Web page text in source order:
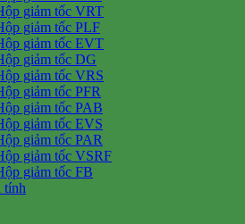
giảm tốc VRT
giảm tốc PLF
giảm tốc EVT
giảm tốc DG
giảm tốc VRS
giảm tốc PFR
giảm tốc PAB
giảm tốc EVS
giảm tốc PAR
giảm tốc VSRF
giảm tốc FB
tính